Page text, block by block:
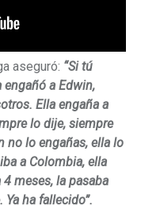
aseguró: “Si tú
a Edwin,
Ella engaña a
lo dije, siempre
no lo engañas, ella lo
a Colombia, ella
meses, la pasaba
ha fallecido”.